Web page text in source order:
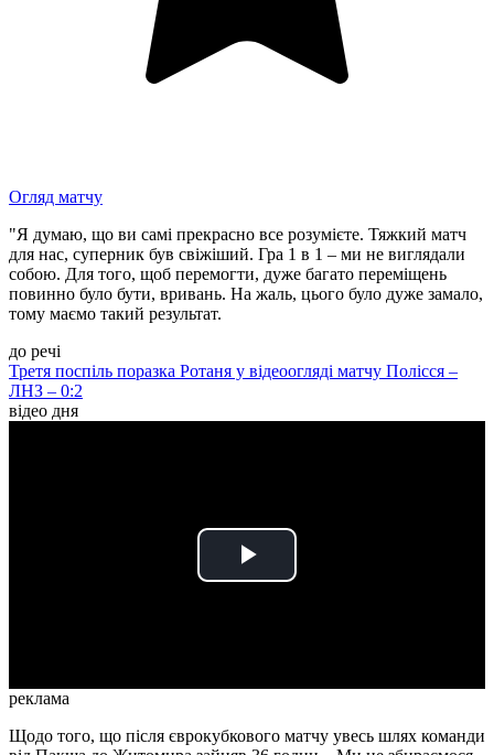
Огляд матчу
"Я думаю, що ви самі прекрасно все розумієте. Тяжкий матч
для нас, суперник був свіжіший. Гра 1 в 1 – ми не виглядали
собою. Для того, щоб перемогти, дуже багато переміщень
повинно було бути, вривань. На жаль, цього було дуже замало,
тому маємо такий результат.
до речі
Третя поспіль поразка Ротаня у відеоогляді матчу Полісся –
ЛНЗ – 0:2
відео дня
Play
реклама
Щодо того, що після єврокубкового матчу увесь шлях команди